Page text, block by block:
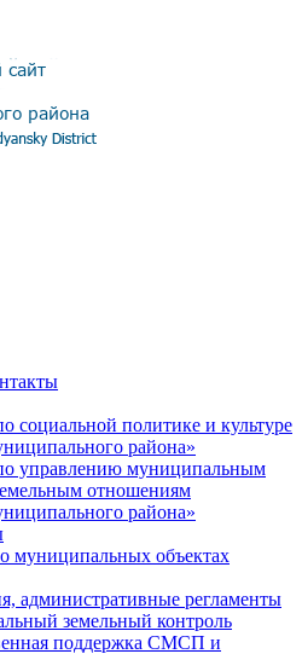
социальной политике и культуре
района»
управлению муниципальным
отношениям
района»
муниципальных объектах
административные регламенты
земельный контроль
поддержка СМСП и